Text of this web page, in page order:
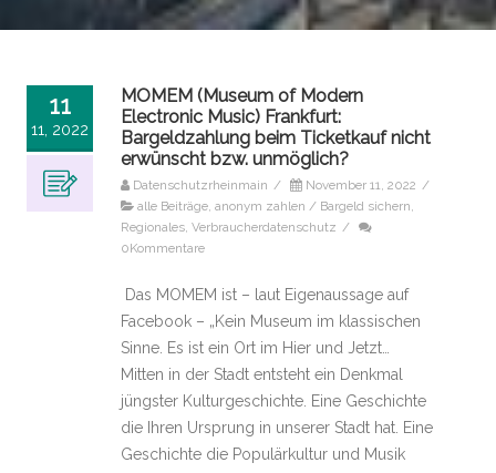
11
11, 2022
MOMEM (Museum of Modern
Electronic Music) Frankfurt:
Bargeldzahlung beim Ticketkauf nicht
erwünscht bzw. unmöglich?
Datenschutzrheinmain / November 11, 2022 /
alle Beiträge, anonym zahlen / Bargeld sichern,
Regionales, Verbraucherdatenschutz /
0Kommentare
Das MOMEM ist – laut Eigenaussage auf
Facebook – „Kein Museum im klassischen
Sinne. Es ist ein Ort im Hier und Jetzt…
Mitten in der Stadt entsteht ein Denkmal
jüngster Kulturgeschichte. Eine Geschichte
die Ihren Ursprung in unserer Stadt hat. Eine
Geschichte die Populärkultur und Musik